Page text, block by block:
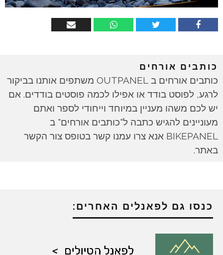
כותבים אורחים
כותבים אורחים ב OUTPANEL משתפים אותנו בביקור
לרגע, לפוסט בודד או אפילו לכמה פוסטים בודדים. אם
יש לכם משהו מעניין במיוחד וייחודי לספר ואתם
מעוניינים להגיש כתבה ל"כותבים אורחים" ב
BIKEPANEL אנא צרו עמנו קשר בטופס צור הקשר
באתר.
כנסו גם לפאנלים האחרים: